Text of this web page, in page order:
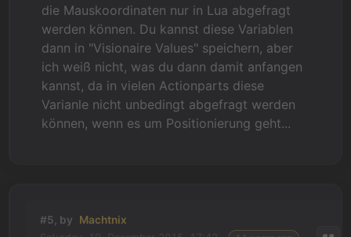
die Mauskoordinaten nur in Lua abgefragt
werden können. Du kannst diese Variablen
dann in "Visionaire Values" speichern, aber
ich weiß nicht, was du dann damit anfangen
kannst, da in vielen Actionparts diese
Varianle nicht unbedingt abgefragt werden
können, wenn es um Positionierung geht...
#5, by Machtnix